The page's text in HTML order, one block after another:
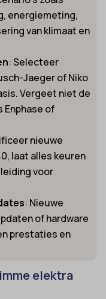
energiemeting,
van klimaat en
: Selecteer
Jaeger of Niko
Vergeet niet de
of
nieuwe
laat alles keuren
voor
: Nieuwe
of hardware
prestaties en
elektra